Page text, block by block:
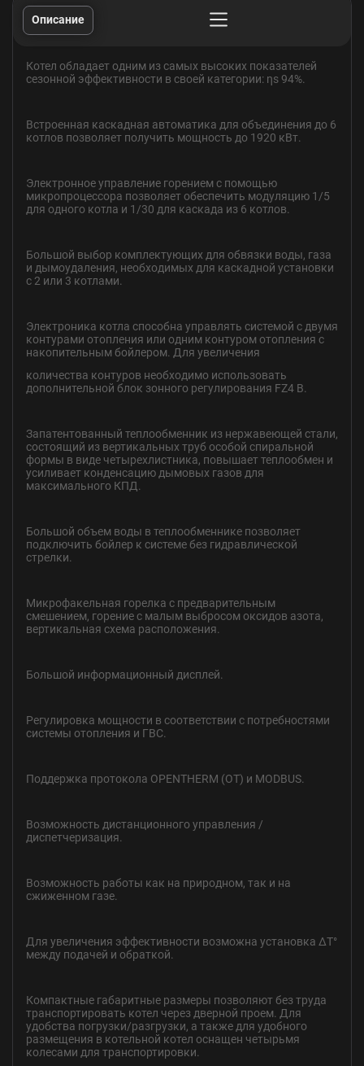
Описание
Котел обладает одним из самых высоких показателей
сезонной эффективности в своей категории: ηs 94%.
Встроенная каскадная автоматика для объединения до 6
котлов позволяет получить мощность до 1920 кВт.
Электронное управление горением с помощью
микропроцессора позволяетобеспечить модуляцию 1/5
для одного котла и 1/30 для каскада из 6 котлов.
Большой выбор комплектующих для обвязки воды, газа
и дымоудаления, необходимых для каскадной установки
с 2 или 3 котлами.
Электроника котла способна управлять системой с двумя
контурами отопления или одним контуром отопления с
накопительным бойлером. Для увеличения
количества контуров необходимо использовать
дополнительной блок зонного регулирования FZ4 B.
Запатентованный теплообменник из нержавеющей стали,
состоящий из вертикальных труб особой спиральной
формы в виде четырехлистника, повышаеттеплообмен и
усиливает конденсацию дымовых газов для
максимального КПД.
Большой объем воды в теплообменнике позволяет
подключить бойлер к системе без гидравлической
стрелки.
Микрофакельная горелка с предварительным
смешением, горение с малым выбросом оксидов азота,
вертикальная схема расположения.
Большой информационный дисплей.
Регулировка мощности в соответствии с потребностями
системы отопления и ГВС.
Поддержка протокола OPENTHERM (OT) и MODBUS.
Возможность дистанционного управления /
диспетчеризация.
Возможность работы как на природном, так и на
сжиженном газе.
Для увеличения эффективности возможна установка ΔT°
между подачей и обраткой.
Компактные габаритные размеры позволяют без труда
транспортировать котел через дверной проем. Для
удобства погрузки/разгрузки, а также для удобного
размещения в котельной котел оснащен четырьмя
колесами для транспортировки.